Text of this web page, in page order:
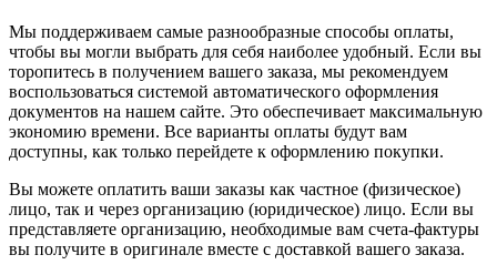
Мы поддерживаем самые разнообразные способы оплаты,
чтобы вы могли выбрать для себя наиболее удобный. Если вы
торопитесь в получением вашего заказа, мы рекомендуем
воспользоваться системой автоматического оформления
документов на нашем сайте. Это обеспечивает максимальную
экономию времени. Все варианты оплаты будут вам
доступны, как только перейдете к оформлению покупки.
Вы можете оплатить ваши заказы как частное (физическое)
лицо, так и через организацию (юридическое) лицо. Если вы
представляете организацию, необходимые вам счета-фактуры
вы получите в оригинале вместе с доставкой вашего заказа.